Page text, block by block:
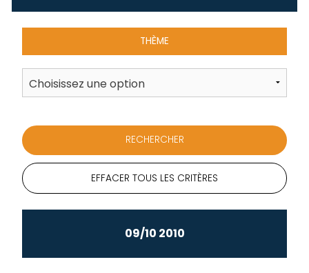
THÈME
EFFACER TOUS LES CRITÈRES
09/10 2010